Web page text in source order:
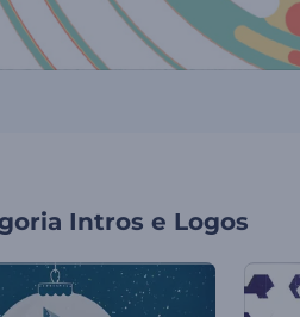
Intros e Logos